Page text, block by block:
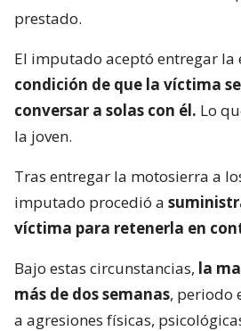
prestado.
El imputado aceptó entregar la
condición de que la víctima
conversar a solas con él. Lo
la joven.
Tras entregar la motosierra a
imputado procedió a
víctima para retenerla en
Bajo estas circunstancias, la
más de dos semanas, periodo
a agresiones físicas,